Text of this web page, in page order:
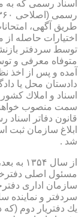
طریق آگهی،
توسط سردفتر
متوفاه معرفی و
آمده و پس از اخذ
دادستان محل یا
اسناد و املاك
ابلاغ سازمان
شد .
از
مسئول اصلی
سازمان اداری
سردفتر و نماینده
یك دفتریار دوم (كه